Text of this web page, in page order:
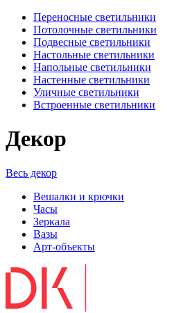
Переносные светильники
Потолочные светильники
Подвесные светильники
Настольные светильники
Напольные светильники
Настенные светильники
Уличные светильники
Встроенные светильники
Декор
Весь декор
Вешалки и крючки
Часы
Зеркала
Вазы
Арт-объекты